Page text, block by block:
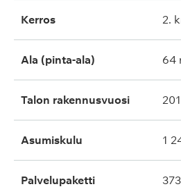
Kerros 2.
Ala (pinta-ala) 64
Talon rakennusvuosi
Asumiskulu 1
Palvelupaketti